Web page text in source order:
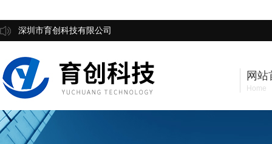
深圳市育创科技有限公司
网站
Home